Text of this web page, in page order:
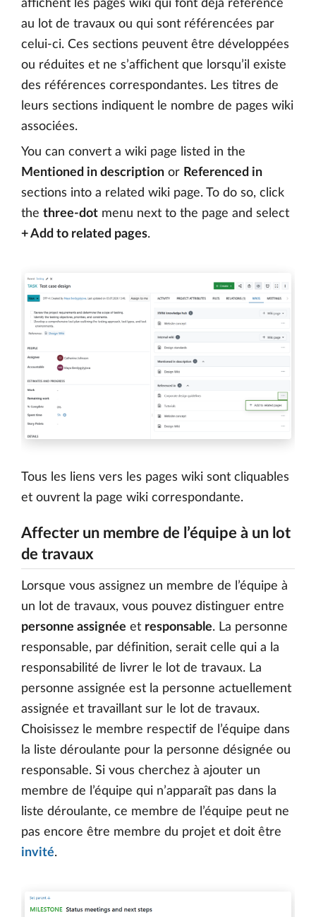
affichent les pages wiki qui font déjà référence
au lot de travaux ou qui sont référencées par
celui-ci. Ces sections peuvent être développées
ou réduites et ne s’affichent que lorsqu’il existe
des références correspondantes. Les titres de
leurs sections indiquent le nombre de pages wiki
associées.
You can convert a wiki page listed in the
Mentioned in description or Referenced in
sections into a related wiki page. To do so, click
the three-dot menu next to the page and select
+ Add to related pages.
Tous les liens vers les pages wiki sont cliquables
et ouvrent la page wiki correspondante.
Affecter un membre de l’équipe à un lot
de travaux
Lorsque vous assignez un membre de l’équipe à
un lot de travaux, vous pouvez distinguer entre
personne assignée et responsable. La personne
responsable, par définition, serait celle qui a la
responsabilité de livrer le lot de travaux. La
personne assignée est la personne actuellement
assignée et travaillant sur le lot de travaux.
Choisissez le membre respectif de l’équipe dans
la liste déroulante pour la personne désignée ou
responsable. Si vous cherchez à ajouter un
membre de l’équipe qui n’apparaît pas dans la
liste déroulante, ce membre de l’équipe peut ne
pas encore être membre du projet et doit être
invité.